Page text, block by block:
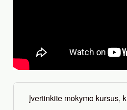
Įvertinkite mokymo kursus,